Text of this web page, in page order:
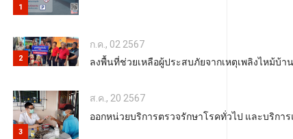
1
2
ก.ค., 02 2567
ลงพื้นที่ช่วยเหลือผู้ประสบภัยจากเหตุเพลิงไหม้บ้
3
ส.ค., 20 2567
ออกหน่วยบริการตรวจรักษาโรคทั่วไป และบริก